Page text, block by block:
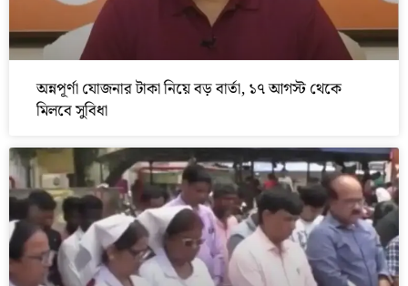
অন্নপূর্ণা যোজনার টাকা নিয়ে বড় বার্তা, ১৭ আগস্ট থেকে
মিলবে সুবিধা